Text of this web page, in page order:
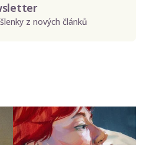
z nových článků